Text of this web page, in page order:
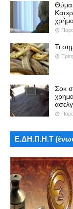
Θύμα
Τι
Σοκ
Ε.ΔΗ.Π.Η.Τ